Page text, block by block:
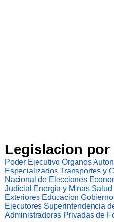
Legislacion por
Poder Ejecutivo Organos
Especializados Transportes y
Nacional de Elecciones
Judicial
Energia y Minas Salud
Exteriores Educacion
Ejecutores Superintendencia
Administradoras Privadas de